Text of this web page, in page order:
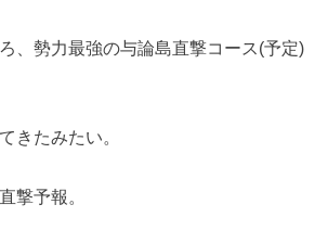
、勢力最強の与論島直撃コース(予定)
きたみたい。
撃予報。